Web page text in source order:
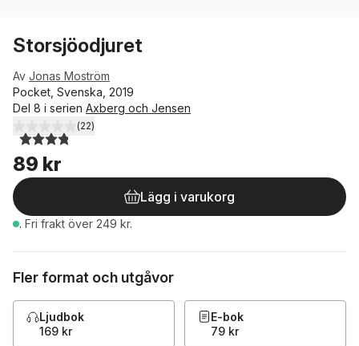
Storsjöodjuret
Av Jonas Moström
Pocket, Svenska, 2019
Del 8 i serien Axberg och Jensen
3,8utav 5 stjärnor. Totalt antal röster:
(22)
89 kr
Lägg i varukorg
. Fri frakt över 249 kr.
Fler format och utgåvor
Ljudbok
169 kr
E-bok
79 kr